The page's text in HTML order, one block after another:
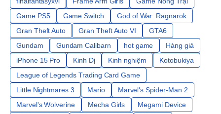
Game PS5
Game Switch
God of War: Ragnarok
Gran Theft Auto
Gran Theft Auto VI
GTA6
Gundam
Gundam Calibarn hot game
Hàng giả
iPhone 15 Pro
Kinh Dị Kinh nghiệm
Kotobukiya
League of Legends Trading Card Game
Little Nightmares 3
Mario
Marvel's Spider-Man 2
Marvel's Wolverine
Mecha Girls
Megami Device